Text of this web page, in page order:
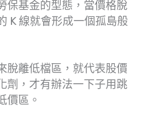
保基金的型態，當價格脫
K 線就會形成一個孤島般
脫離低檔區，就代表股價
劑，才有辦法一下子用跳
價區。